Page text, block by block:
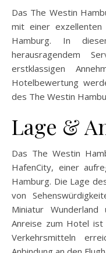
Das The Westin Hamburg ist ein erstklassiges Luxushotel
mit einer
Hamburg. In
herausragendem
erstklassigen
Hotelbewertung
des The Westin
Lage &
Das The Westin
HafenCity, einer
Hamburg. Die Lage
von
Miniatur
Anreise zum Hotel
Verkehrsmitteln